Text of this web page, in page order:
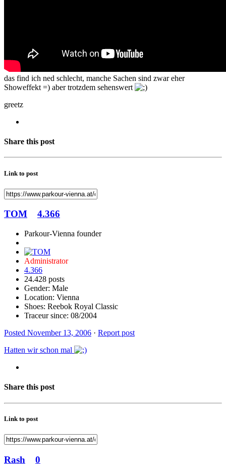
das find ich ned schlecht, manche Sachen sind zwar eher
Showeffekt =) aber trotzdem sehenswert
greetz
Share this post
Link to post
TOM 4.366
Parkour-Vienna founder
Administrator
4.366
24.428 posts
Gender: Male
Location: Vienna
Shoes: Reebok Royal Classic
Traceur since: 08/2004
Posted November 13, 2006 · Report post
Hatten wir schon mal
Share this post
Link to post
Rash 0